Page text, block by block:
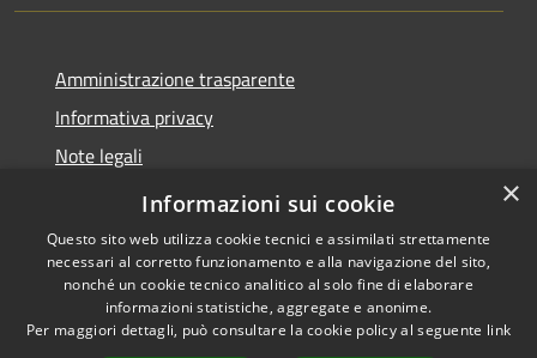
Amministrazione trasparente
Informativa privacy
Note legali
Dichiarazione di accessibilità
Accessibilità
Copyright © 2026 • Comune di
San Teodoro • Powered by
×
Informazioni sui cookie
Questo sito web utilizza cookie tecnici e assimilati strettamente
necessari al corretto funzionamento e alla navigazione del sito,
nonché un cookie tecnico analitico al solo fine di elaborare
informazioni statistiche, aggregate e anonime.
Per maggiori dettagli, può consultare la cookie policy al seguente link